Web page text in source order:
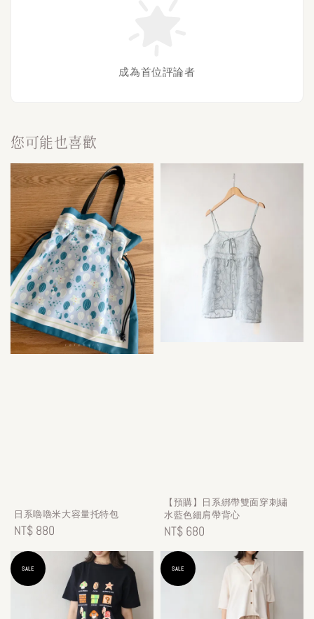
成為首位評論者
您可能也喜歡
日系嚕嚕米大容量托特包
Regular
price
NT$ 880
【預購】日系綁帶雙面穿刺繡
水藍色細肩帶背心
Regular
price
NT$ 680
SALE SALE